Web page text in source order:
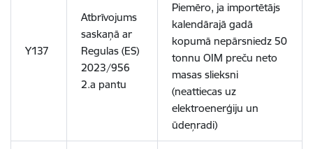
Y137
Atbrīvojums
saskaņā ar
Regulas (ES)
2023/956
2.a pantu
Piemēro, ja importētājs
kalendārajā gadā
kopumā nepārsniedz 50
tonnu OIM preču neto
masas slieksni
(neattiecas uz
elektroenerģiju un
ūdeņradi)